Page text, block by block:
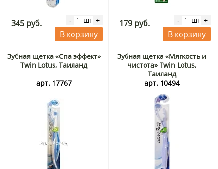
345 руб. - шт +
В корзину
179 руб. - шт +
В корзину
Зубная щетка «Спа эффект»
Twin Lotus, Таиланд
арт. 17767
Зубная щетка «Мягкость и
чистота» Twin Lotus,
Таиланд
арт. 10494